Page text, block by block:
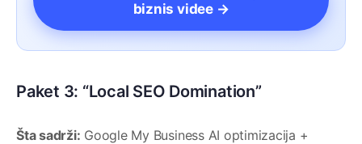
biznis videe →
Paket 3: “Local SEO Domination”
Šta sadrži: Google My Business AI optimizacija +